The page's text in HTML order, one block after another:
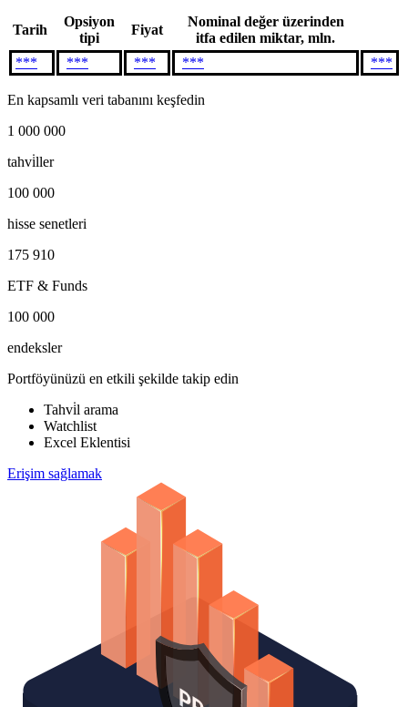
Tarih
Opsiyon
tipi
Fiyat
Nominal değer üzerinden
itfa edilen miktar, mln.
***
*** *** *** ***
En kapsamlı veri tabanını keşfedin
1 000 000
tahvi̇ller
100 000
hisse senetleri
175 910
ETF & Funds
100 000
endeksler
Portföyünüzü en etkili şekilde takip edin
Tahvi̇l arama
Watchlist
Excel Eklentisi
Erişim sağlamak